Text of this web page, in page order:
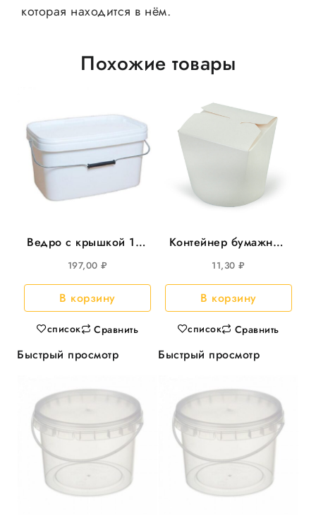
которая находится в нём.
Похожие товары
Ведро с крышкой 11л
прямоуг 366*243мм,
20шт/уп
197,00₽
В корзину
список Сравнить
Быстрый просмотр
Контейнер бумажный
(Чайна-бокс) 1000мл
д/лапши 25шт/уп
500шт/кор
11,30₽
В корзину
список Сравнить
Быстрый просмотр